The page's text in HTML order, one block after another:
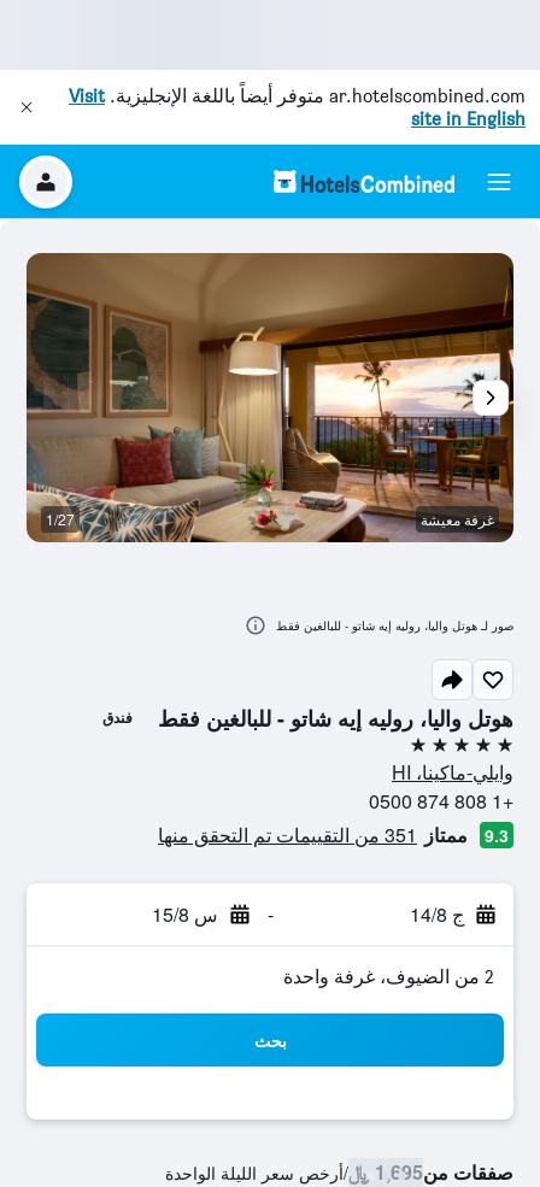
ar.hotelscombined.com متوفر أيضاً باللغة الإنجليزية.Visit
site in English
هوتل واليا، روليه إيه شاتو - للبالغين فقط فندق
5 نجوم
وايلي-ماكينا، HI
+1 808 874 0500
9.3 ممتاز 351 من التقييمات تم التحقق منها
ج 14/8 - س 15/8
2 من الضيوف، غرفة واحدة
بحث
صفقات من1,695 ﷼ /أرخص سعر الليلة الواحدة
غرفة معيشة 1/27
صور لـ هوتل واليا، روليه إيه شاتو - للبالغين فقط